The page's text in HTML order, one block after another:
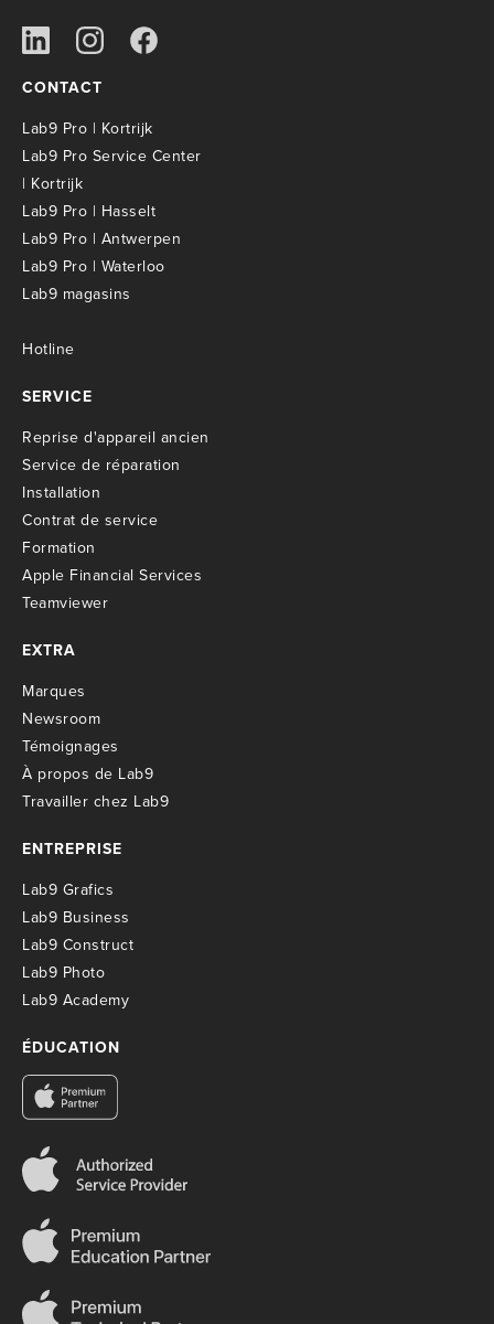
CONTACT
Lab9 Pro | Kortrijk
Lab9 Pro Service Center
| Kortrijk
Lab9 Pro | Hasselt
Lab9 Pro | Antwerpen
Lab9 Pro | Waterloo
Lab9 magasins
Hotline
SERVICE
Reprise d'appareil ancien
Service de réparation
Installation
Contrat de service
Formation
Apple Financial Services
Teamviewer
EXTRA
Marques
Newsroom
Témoignages
À propos de Lab9
Travailler chez Lab9
ENTREPRISE
Lab9 Grafics
Lab9 Business
Lab9 Construct
Lab9 Photo
Lab9 Academy
ÉDUCATION